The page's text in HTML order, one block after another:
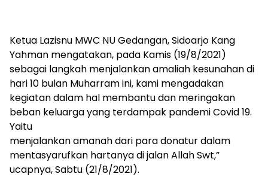
Ketua Lazisnu MWC NU Gedangan, Sidoarjo Kang
Yahman mengatakan, pada Kamis (19/8/2021)
sebagai langkah menjalankan amaliah kesunahan di
hari 10 bulan Muharram ini, kami mengadakan
kegiatan dalam hal membantu dan meringakan
beban keluarga yang terdampak pandemi Covid 19.
Yaitu
menjalankan amanah dari para donatur dalam
mentasyarufkan hartanya di jalan Allah Swt,”
ucapnya, Sabtu (21/8/2021).